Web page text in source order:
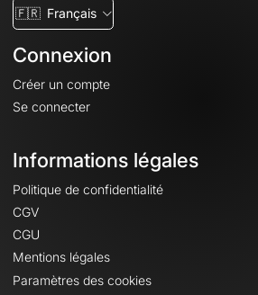
🇫🇷 Français
Connexion
Créer un compte
Se connecter
Informations légales
Politique de confidentialité
CGV
CGU
Mentions légales
Paramètres des cookies